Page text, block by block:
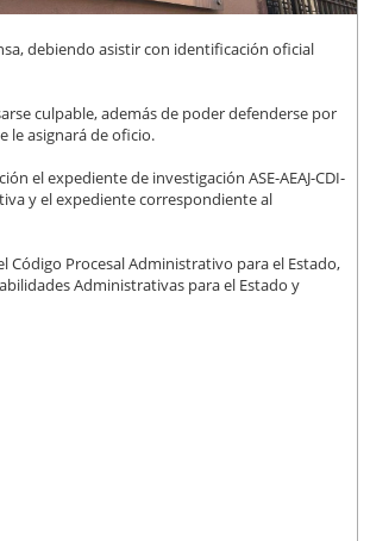
debiendo asistir con identificación oficial
culpable, además de poder defenderse por
le asignará de oficio.
el expediente de investigación ASE-AEAJ-CDI-
y el expediente correspondiente al
Código Procesal Administrativo para el Estado,
Administrativas para el Estado y